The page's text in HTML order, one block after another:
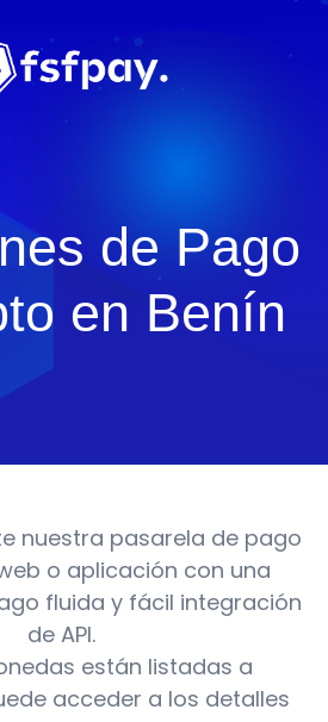
de Pago
en Benín
nuestra pasarela de pago
o aplicación con una
fluida y fácil integración
de API.
están listadas a
acceder a los detalles